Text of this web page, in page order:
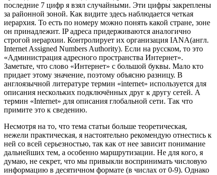
последние 7 цифр я взял случайными. Эти цифры закреплены
за районной зоной. Как видите здесь наблюдается четкая
иерархия. То есть по номеру можно понять какой стране, зоне
он принадлежит. IP адреса придерживаются аналогично
строгой иерархии. Контролирует их организация IANA(англ.
Internet Assigned Numbers Authority). Если на русском, то это
«Администрация адресного пространства Интернет».
Заметьте, что слово «Интернет» с большой буквы. Мало кто
придает этому значение, поэтому объясню разницу. В
англоязычной литературе термин «internet» используется для
описания нескольких подключённых друг к другу сетей. А
термин «Internet» для описания глобальной сети. Так что
примите это к сведению.
Несмотря на то, что тема статьи больше теоретическая,
нежели практическая, я настоятельно рекомендую отнестись к
ней со всей серьезностью, так как от нее зависит понимание
дальнейших тем, а особенно маршрутизации. Не для кого, я
думаю, не секрет, что мы привыкли воспринимать числовую
информацию в десятичном формате (в числах от 0-9). Однако